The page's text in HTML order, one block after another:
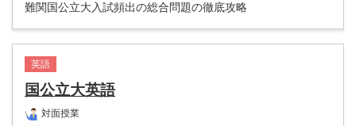
難関国公立大入試頻出の総合問題の徹底攻略
英語
国公立大英語
対面授業